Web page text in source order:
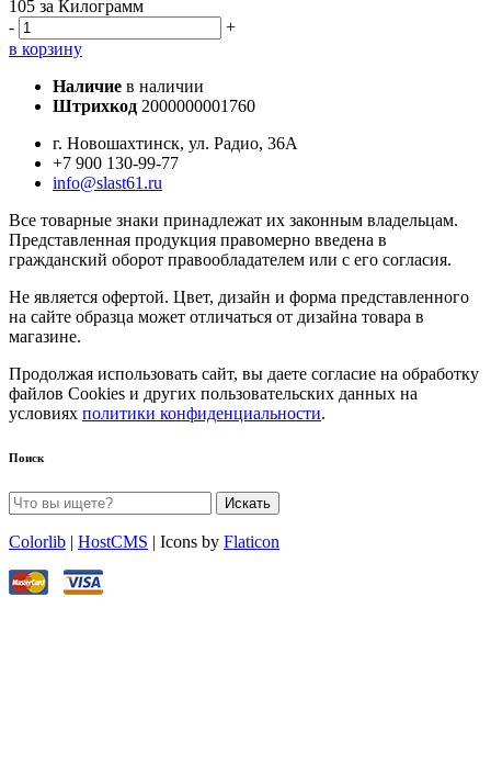
105 за Килограмм
-
+
в корзину
Наличие в наличии
Штрихкод 2000000001760
г. Новошахтинск, ул. Радио, 36А
+7 900 130-99-77
info@slast61.ru
Все товарные знаки принадлежат их законным владельцам.
Представленная продукция правомерно введена в
гражданский оборот правообладателем или с его согласия.
Не является офертой. Цвет, дизайн и форма представленного
на сайте образца может отличаться от дизайна товара в
магазине.
Продолжая использовать сайт, вы даете согласие на обработку
файлов Cookies и других пользовательских данных на
условиях политики конфиденциальности.
Поиск
Искать
Colorlib | HostCMS | Icons by Flaticon